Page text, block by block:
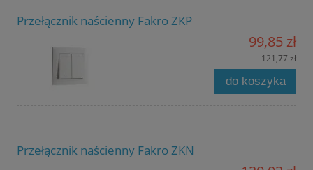
Przełącznik naścienny Fakro ZKP
99,85 zł
121,77 zł
do koszyka
Przełącznik naścienny Fakro ZKN